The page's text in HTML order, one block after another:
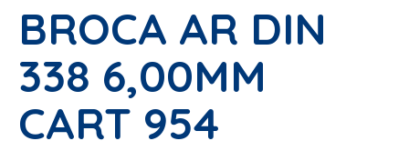
BROCA AR DIN
338 6,00MM
CART 954